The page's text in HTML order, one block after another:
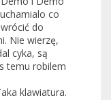
co
do
Nie wierzę,
cyka, są
temu robilem
klawiatura.